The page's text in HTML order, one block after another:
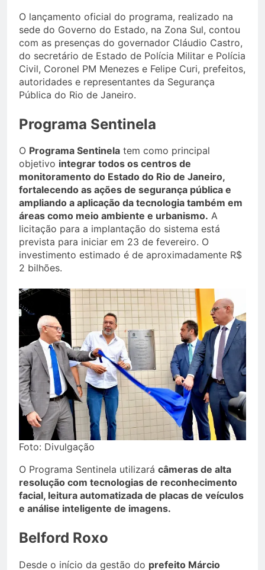
O lançamento oficial do programa, realizado na
sede do Governo do Estado, na Zona Sul, contou
com as presenças do governador Cláudio Castro,
do secretário de Estado de Polícia Militar e Polícia
Civil, Coronel PM Menezes e Felipe Curi, prefeitos,
autoridades e representantes da Segurança
Pública do Rio de Janeiro.
Programa Sentinela
O Programa Sentinela tem como principal
objetivo integrar todos os centros de
monitoramento do Estado do Rio de Janeiro,
fortalecendo as ações de segurança pública e
ampliando a aplicação da tecnologia também em
áreas como meio ambiente e urbanismo. A
licitação para a implantação do sistema está
prevista para iniciar em 23 de fevereiro. O
investimento estimado é de aproximadamente R$
2 bilhões.
Foto: Divulgação
O Programa Sentinela utilizará câmeras de alta
resolução com tecnologias de reconhecimento
facial, leitura automatizada de placas de veículos
e análise inteligente de imagens.
Belford Roxo
Desde o início da gestão do prefeito Márcio